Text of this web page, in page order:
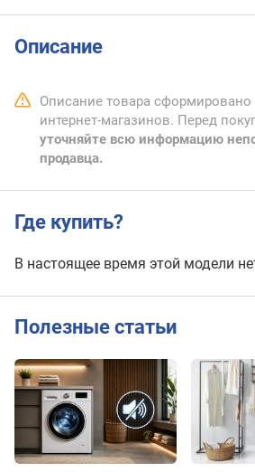
Описание
Описание товара сформировано
интернет-магазинов. Перед
уточняйте всю информацию
продавца.
Где купить?
В настоящее время этой модели
Полезные статьи